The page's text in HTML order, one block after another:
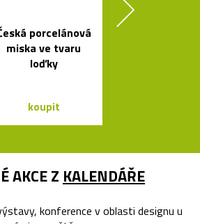
porcelánová
miska ve tvaru
loďky
koupit
AKCE Z KALENDÁŘE
konference v oblasti designu u